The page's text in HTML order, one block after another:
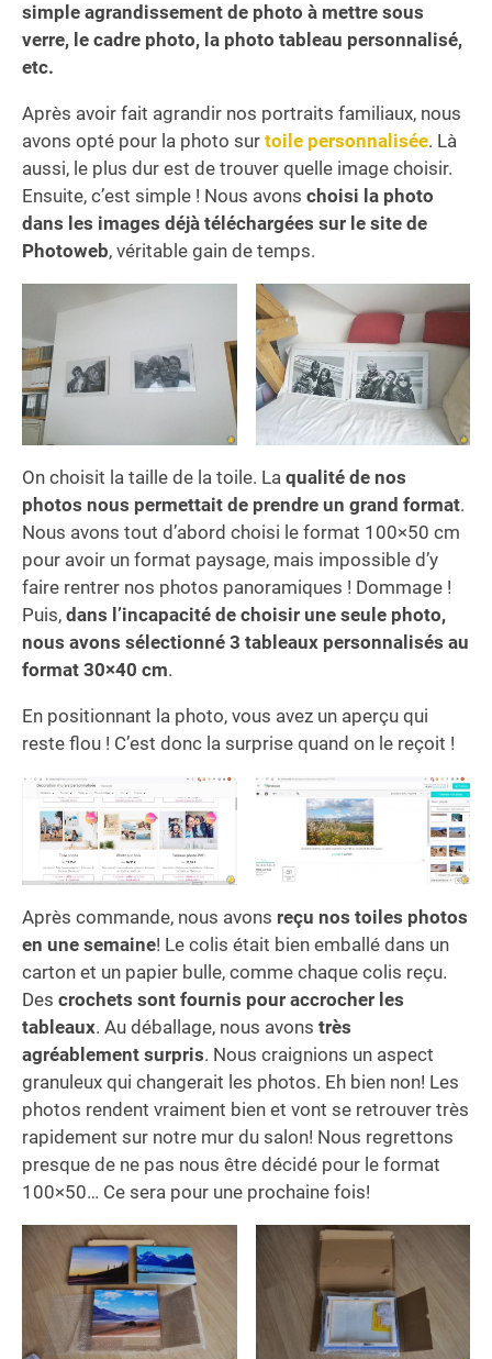
simple agrandissement de photo à mettre sous
verre, le cadre photo, la photo tableau personnalisé,
etc.
Après avoir fait agrandir nos portraits familiaux, nous
avons opté pour la photo sur toile personnalisée. Là
aussi, le plus dur est de trouver quelle image choisir.
Ensuite, c’est simple ! Nous avons choisi la photo
dans les images déjà téléchargées sur le site de
Photoweb, véritable gain de temps.
On choisit la taille de la toile. La qualité de nos
photos nous permettait de prendre un grand format.
Nous avons tout d’abord choisi le format 100×50 cm
pour avoir un format paysage, mais impossible d’y
faire rentrer nos photos panoramiques ! Dommage !
Puis, dans l’incapacité de choisir une seule photo,
nous avons sélectionné 3 tableaux personnalisés au
format 30×40 cm.
En positionnant la photo, vous avez un aperçu qui
reste flou ! C’est donc la surprise quand on le reçoit !
Après commande, nous avons reçu nos toiles photos
en une semaine! Le colis était bien emballé dans un
carton et un papier bulle, comme chaque colis reçu.
Des crochets sont fournis pour accrocher les
tableaux. Au déballage, nous avons très
agréablement surpris. Nous craignions un aspect
granuleux qui changerait les photos. Eh bien non! Les
photos rendent vraiment bien et vont se retrouver très
rapidement sur notre mur du salon! Nous regrettons
presque de ne pas nous être décidé pour le format
100×50… Ce sera pour une prochaine fois!